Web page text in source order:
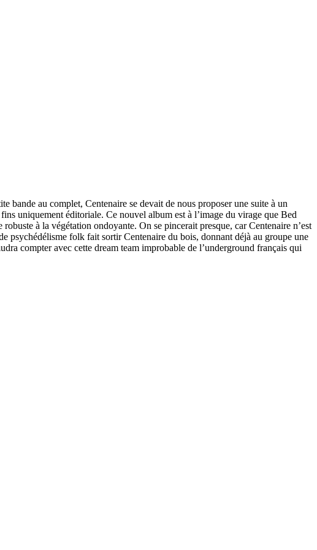
bande au complet, Centenaire se devait de nous proposer une suite à un
uniquement éditoriale. Ce nouvel album est à l’image du virage que Bed
à la végétation ondoyante. On se pincerait presque, car Centenaire n’est
psychédélisme folk fait sortir Centenaire du bois, donnant déjà au groupe une
compter avec cette dream team improbable de l’underground français qui